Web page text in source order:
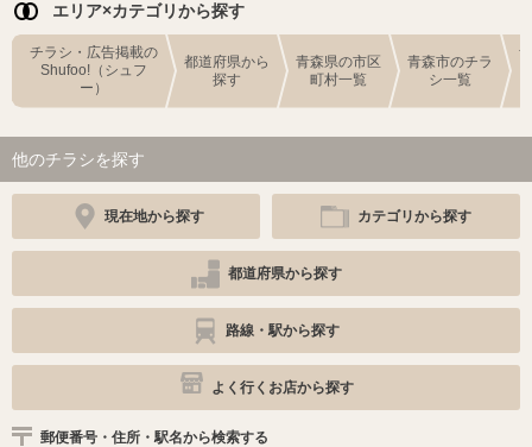
エリア×カテゴリから探す
チラシ・広告掲載の
Shufoo!（シュフ
ー）
都道府県から
探す
青森県の市区
町村一覧
青森市のチラ
シ一覧
他のチラシを探す
現在地から探す カテゴリから探す
都道府県から探す
路線・駅から探す
よく行くお店から探す
郵便番号・住所・駅名から検索する